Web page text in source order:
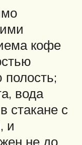
кофе
полость;
вода
стакане с
и
не до